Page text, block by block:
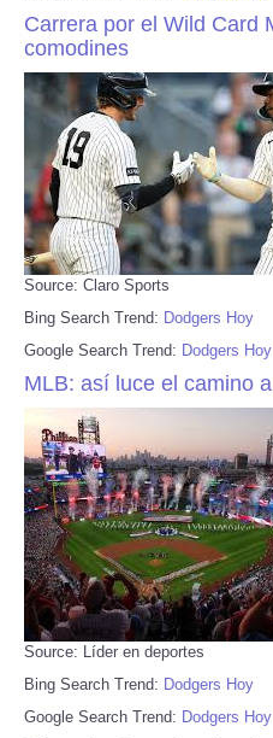
Carrera por el Wild Card
comodines
Source: Claro Sports
Bing Search Trend: Dodgers Hoy
Google Search Trend: Dodgers Hoy
MLB: así luce el camino
Source: Líder en deportes
Bing Search Trend: Dodgers Hoy
Google Search Trend: Dodgers Hoy